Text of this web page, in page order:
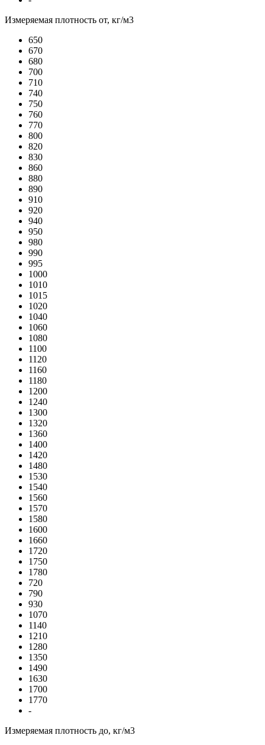
Измеряемая плотность от, кг/м3
650
670
680
700
710
740
750
760
770
800
820
830
860
880
890
910
920
940
950
980
990
995
1000
1010
1015
1020
1040
1060
1080
1100
1120
1160
1180
1200
1240
1300
1320
1360
1400
1420
1480
1530
1540
1560
1570
1580
1600
1660
1720
1750
1780
720
790
930
1070
1140
1210
1280
1350
1490
1630
1700
1770
-
Измеряемая плотность до, кг/м3